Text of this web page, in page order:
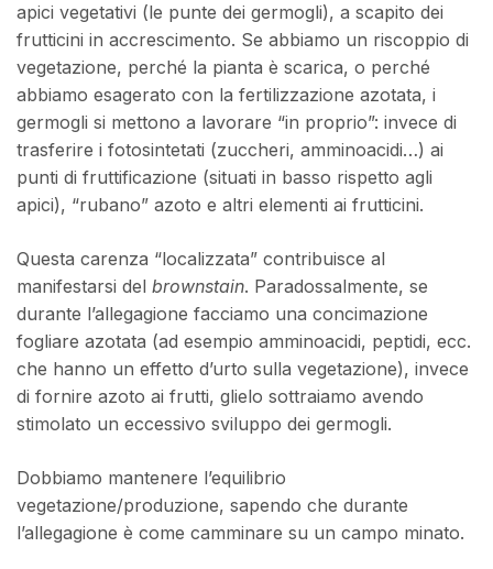
apici vegetativi (le punte dei germogli), a scapito dei
frutticini in accrescimento. Se abbiamo un riscoppio di
vegetazione, perché la pianta è scarica, o perché
abbiamo esagerato con la fertilizzazione azotata, i
germogli si mettono a lavorare “in proprio”: invece di
trasferire i fotosintetati (zuccheri, amminoacidi…) ai
punti di fruttificazione (situati in basso rispetto agli
apici), “rubano” azoto e altri elementi ai frutticini.
Questa carenza “localizzata” contribuisce al
manifestarsi del brownstain. Paradossalmente, se
durante l’allegagione facciamo una concimazione
fogliare azotata (ad esempio amminoacidi, peptidi, ecc.
che hanno un effetto d’urto sulla vegetazione), invece
di fornire azoto ai frutti, glielo sottraiamo avendo
stimolato un eccessivo sviluppo dei germogli.
Dobbiamo mantenere l’equilibrio
vegetazione/produzione, sapendo che durante
l’allegagione è come camminare su un campo minato.